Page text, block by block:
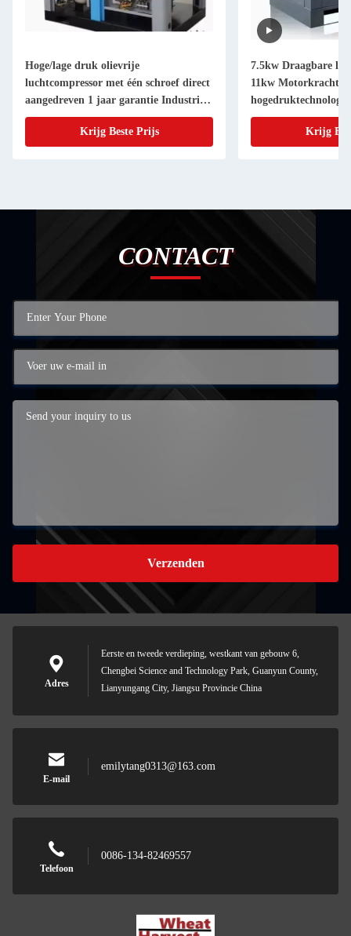
Hoge/lage druk olievrije
luchtcompressor met één schroef direct
aangedreven 1 jaar garantie Industriële
roterende schroefcompressoren reserve
Krijg Beste Prijs
7.5kw Draagbare
11kw Motorkracht
Energiebron Opties
Krijg
CONTACT
Verzenden
Adres
Eerste en tweede verdieping, westkant van gebouw 6,
Chengbei Science and Technology Park, Guanyun County,
Lianyungang City, Jiangsu Provincie China
E-mail
emilytang0313@163.com
Telefoon
0086-134-82469557